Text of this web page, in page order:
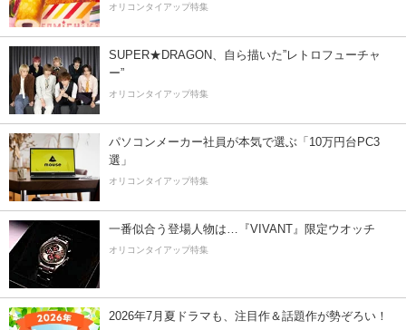
オリコンタイアップ特集
SUPER★DRAGON、自ら描いた”レトロフューチャ
ー”
オリコンタイアップ特集
パソコンメーカー社員が本気で選ぶ「10万円台PC3
選」
オリコンタイアップ特集
一番似合う登場人物は…『VIVANT』限定ウオッチ
オリコンタイアップ特集
2026年7月夏ドラマも、注目作＆話題作が勢ぞろい！